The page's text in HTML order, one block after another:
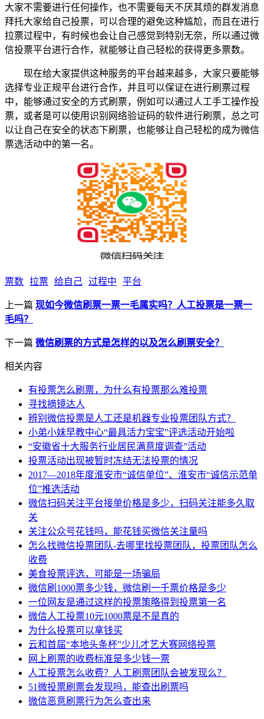
大家不需要进行任何操作，也不需要每天不厌其烦的群发消息
拜托大家给自己投票，可以合理的避免这种尴尬，而且在进行
拉票过程中，有时候也会让自己感觉到特别无奈，所以通过微
信投票平台进行合作，就能够让自己轻松的获得更多票数。
现在给大家提供这种服务的平台越来越多，大家只要能够
选择专业正规平台进行合作，并且可以保证在进行刷票过程
中，能够通过安全的方式刷票，例如可以通过人工手工操作投
票，或者是可以使用识别网络验证码的软件进行刷票，总之可
以让自己在安全的状态下刷票，也能够让自己轻松的成为微信
票选活动中的第一名。
票数 拉票 给自己 过程中 平台
上一篇 现如今微信刷票一票一毛属实吗？人工投票是一票一
毛吗？
下一篇 微信刷票的方式是怎样的以及怎么刷票安全？
相关内容
有投票怎么刷票，为什么有投票那么难投票
寻找摘镜达人
辨别微信投票是人工还是机器专业投票团队方式？
小弟小妹早教中心“最具活力宝宝”评选活动开始啦
“安徽省十大服务行业居民满意度调查”活动
投票活动出现被暂时冻结无法投票的情况
2017—2018年度淮安市“诚信单位”、淮安市“诚信示范单
位”推选活动
微信扫码关注平台接单价格是多少，扫码关注能多久取
关
关注公众号花钱吗，能花钱买微信关注量吗
怎么找微信投票团队-去哪里找投票团队，投票团队怎么
收费
美食投票评选，可能是一场骗局
微信刷1000票多少钱，微信刷一千票价格是多少
一位网友是通过这样的投票策略得到投票第一名
微信人工投票10元1000票是不是真的
为什么投票可以拿钱买
云和首届“本地头条杯”少儿才艺大赛网络投票
网上刷票的收费标准是多少钱一票
人工投票怎么收费？人工刷票团队会被发现么？
51微投票刷票会发现吗，能查出刷票吗
微信恶意刷票行为怎么查出来